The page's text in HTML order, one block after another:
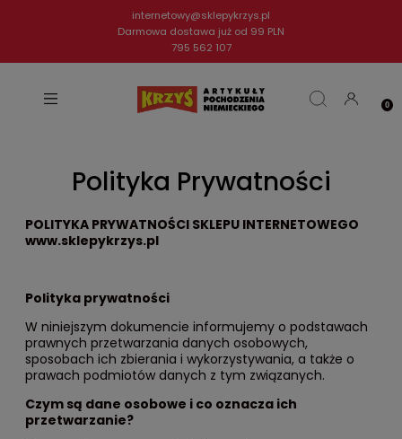
internetowy@sklepykrzys.pl
Darmowa dostawa już od 99 PLN
795 562 107
Polityka Prywatności
POLITYKA PRYWATNOŚCI SKLEPU INTERNETOWEGO
www.sklepykrzys.pl
Polityka prywatności
W niniejszym dokumencie informujemy o podstawach
prawnych przetwarzania danych osobowych,
sposobach ich zbierania i wykorzystywania, a także o
prawach podmiotów danych z tym związanych.
Czym są dane osobowe i co oznacza ich
przetwarzanie?